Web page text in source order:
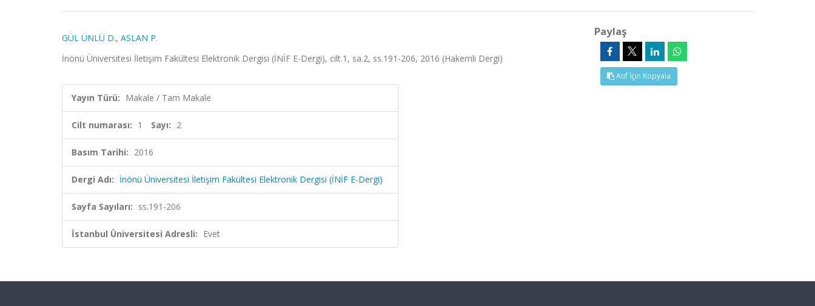
GÜL ÜNLÜ D., ASLAN P.
İnönü Üniversitesi İletişim Fakültesi Elektronik Dergisi (İNİF E-Dergi), cilt.1, sa.2, ss.191-206, 2016 (Hakemli Dergi)
Yayın Türü: Makale / Tam Makale
Cilt numarası: 1 Sayı: 2
Basım Tarihi: 2016
Dergi Adı: İnönü Üniversitesi İletişim Fakültesi Elektronik Dergisi (İNİF E-Dergi)
Sayfa Sayıları: ss.191-206
İstanbul Üniversitesi Adresli: Evet
Paylaş
Atıf İçin Kopyala